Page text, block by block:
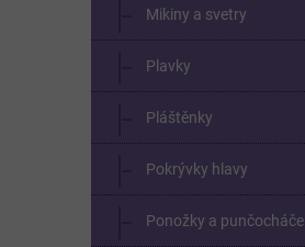
Mikiny a svetry
Plavky
Pláštěnky
Pokrývky hlavy
Ponožky a punčocháče